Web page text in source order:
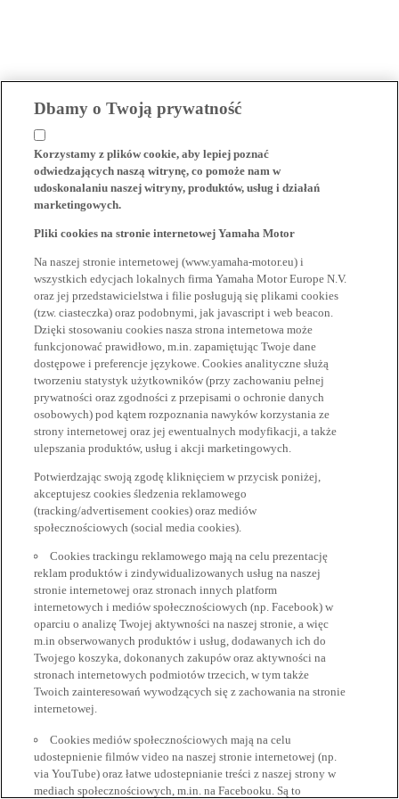
Dbamy o Twoją prywatność
Korzystamy z plików cookie, aby lepiej poznać
odwiedzających naszą witrynę, co pomoże nam w
udoskonalaniu naszej witryny, produktów, usług i działań
marketingowych.
Pliki cookies na stronie internetowej Yamaha Motor
Na naszej stronie internetowej (www.yamaha-motor.eu) i
wszystkich edycjach lokalnych firma Yamaha Motor Europe N.V.
oraz jej przedstawicielstwa i filie posługują się plikami cookies
(tzw. ciasteczka) oraz podobnymi, jak javascript i web beacon.
Dzięki stosowaniu cookies nasza strona internetowa może
funkcjonować prawidłowo, m.in. zapamiętując Twoje dane
dostępowe i preferencje językowe. Cookies analityczne służą
tworzeniu statystyk użytkowników (przy zachowaniu pełnej
prywatności oraz zgodności z przepisami o ochronie danych
osobowych) pod kątem rozpoznania nawyków korzystania ze
strony internetowej oraz jej ewentualnych modyfikacji, a także
ulepszania produktów, usług i akcji marketingowych.
Potwierdzając swoją zgodę kliknięciem w przycisk poniżej,
akceptujesz cookies śledzenia reklamowego
(tracking/advertisement cookies) oraz mediów
społecznościowych (social media cookies).
Cookies trackingu reklamowego mają na celu prezentację
reklam produktów i zindywidualizowanych usług na naszej
stronie internetowej oraz stronach innych platform
internetowych i mediów społecznościowych (np. Facebook) w
oparciu o analizę Twojej aktywności na naszej stronie, a więc
m.in obserwowanych produktów i usług, dodawanych ich do
Twojego koszyka, dokonanych zakupów oraz aktywności na
stronach internetowych podmiotów trzecich, w tym także
Twoich zainteresowań wywodzących się z zachowania na stronie
internetowej.
Cookies mediów społecznościowych mają na celu
udostepnienie filmów video na naszej stronie internetowej (np.
via YouTube) oraz łatwe udostepnianie treści z naszej strony w
mediach społecznościowych, m.in. na Facebooku. Są to